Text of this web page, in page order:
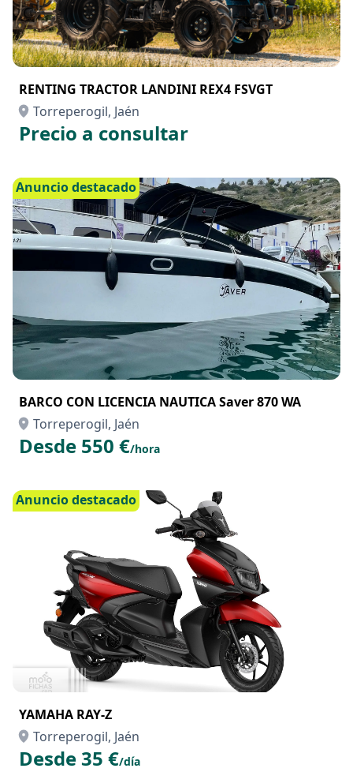
RENTING TRACTOR LANDINI REX4 FSVGT
Torreperogil, Jaén
Precio a consultar
Anuncio destacado
BARCO CON LICENCIA NAUTICA Saver 870 WA
Torreperogil, Jaén
Desde 550 €/hora
Anuncio destacado
YAMAHA RAY-Z
Torreperogil, Jaén
Desde 35 €/día